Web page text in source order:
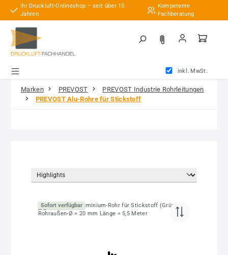
Zum Hauptinhalt springen
Ihr Druckluft-Onlineshop – seit über 15
Jahren
Kompetente
Fachberatung
inkl. MwSt.
Marken PREVOST
PREVOST Industrie Rohrleitungen
PREVOST Alu-Rohre für Stickstoff
Sofort verfügbar